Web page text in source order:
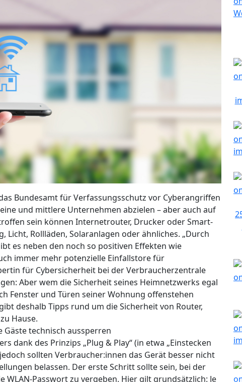
Bundesamt für Verfassungsschutz vor Cyberangriffen
und mittlere Unternehmen abzielen – aber auch auf
sein können Internetrouter, Drucker oder Smart-
Licht, Rollläden, Solaranlagen oder ähnliches. „Durch
es neben den noch so positiven Effekten wie
immer mehr potenzielle Einfallstore für
für Cybersicherheit bei der Verbraucherzentrale
Aber wem die Sicherheit seines Heimnetzwerks egal
Fenster und Türen seiner Wohnung offenstehen
deshalb Tipps rund um die Sicherheit von Router,
Hause.
Gäste technisch aussperren
dank des Prinzips „Plug & Play“ (in etwa „Einstecken
sollten Verbraucher:innen das Gerät besser nicht
belassen. Der erste Schritt sollte sein, bei der
WLAN-Passwort zu vergeben. Hier gilt grundsätzlich: Je